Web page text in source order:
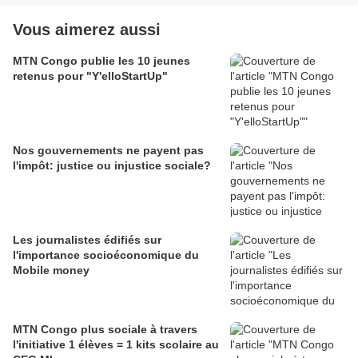
Vous aimerez aussi
MTN Congo publie les 10 jeunes
retenus pour "Y'elloStartUp"
Nos gouvernements ne payent pas
l'impôt: justice ou injustice sociale?
Les journalistes édifiés sur
l'importance socioéconomique du
Mobile money
MTN Congo plus sociale à travers
l'initiative 1 élèves = 1 kits scolaire au